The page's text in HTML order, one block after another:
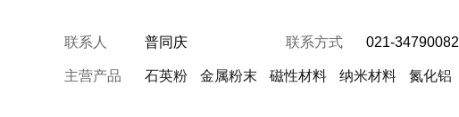
联系人 普同庆 联系方式 021-34790082
主营产品 石英粉 金属粉末 磁性材料 纳米材料 氮化铝